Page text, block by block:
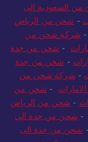
السعودية الى
- شحن من الرياض
- شركة شحن من
- شحن من جدة
- شحن من جدة
- شركة شحن من
- شحن من
- شحن من الرياض
- شحن من جدة الى
شحن من جدة الى